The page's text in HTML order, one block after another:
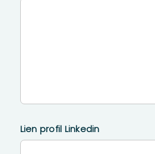
Lien profil Linkedin